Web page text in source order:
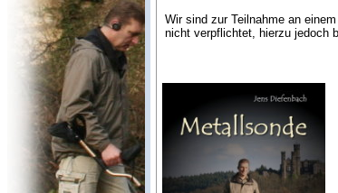
Wir sind zur Teilnahme an
nicht verpflichtet, hierzu jedoch